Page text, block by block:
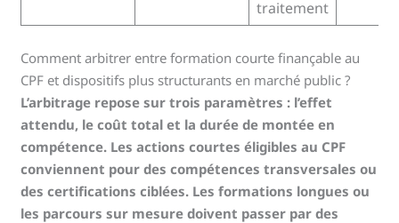
traitement
Comment arbitrer entre formation courte finançable au
CPF et dispositifs plus structurants en marché public ?
L’arbitrage repose sur trois paramètres : l’effet
attendu, le coût total et la durée de montée en
compétence. Les actions courtes éligibles au CPF
conviennent pour des compétences transversales ou
des certifications ciblées. Les formations longues ou
les parcours sur mesure doivent passer par des